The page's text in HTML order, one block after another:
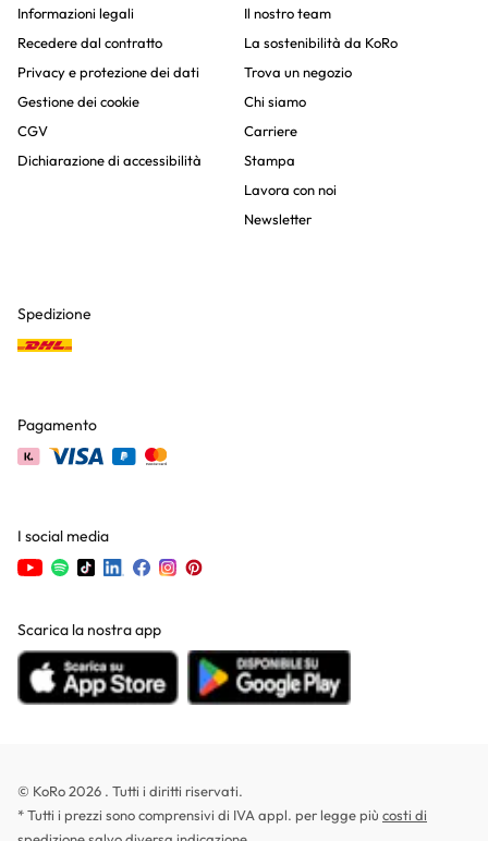
Informazioni legali
Recedere dal contratto
Privacy e protezione dei dati
Gestione dei cookie
CGV
Dichiarazione di accessibilità
Il nostro team
La sostenibilità da KoRo
Trova un negozio
Chi siamo
Carriere
Stampa
Lavora con noi
Newsletter
Spedizione
Pagamento
I social media
Scarica la nostra app
© KoRo 2026 . Tutti i diritti riservati.
* Tutti i prezzi sono comprensivi di IVA appl. per legge più costi di